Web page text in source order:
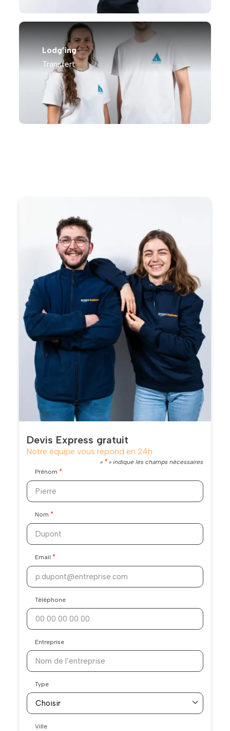
Lodg’ing
Transfert
Devis Express gratuit
Notre équipe vous répond en 24h
« *» indique les champs nécessaires
Prénom *
Nom *
Email *
Téléphone
Entreprise
Type
Ville